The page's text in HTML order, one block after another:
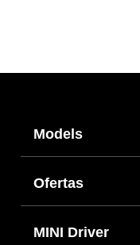
Models
Ofertas
MINI Driver